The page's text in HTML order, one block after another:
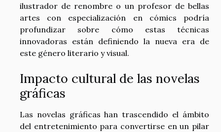
ilustrador de renombre o un profesor de bellas
artes con especialización en cómics podría
profundizar sobre cómo estas técnicas
innovadoras están definiendo la nueva era de
este género literario y visual.
Impacto cultural de las novelas
gráficas
Las novelas gráficas han trascendido el ámbito
del entretenimiento para convertirse en un pilar